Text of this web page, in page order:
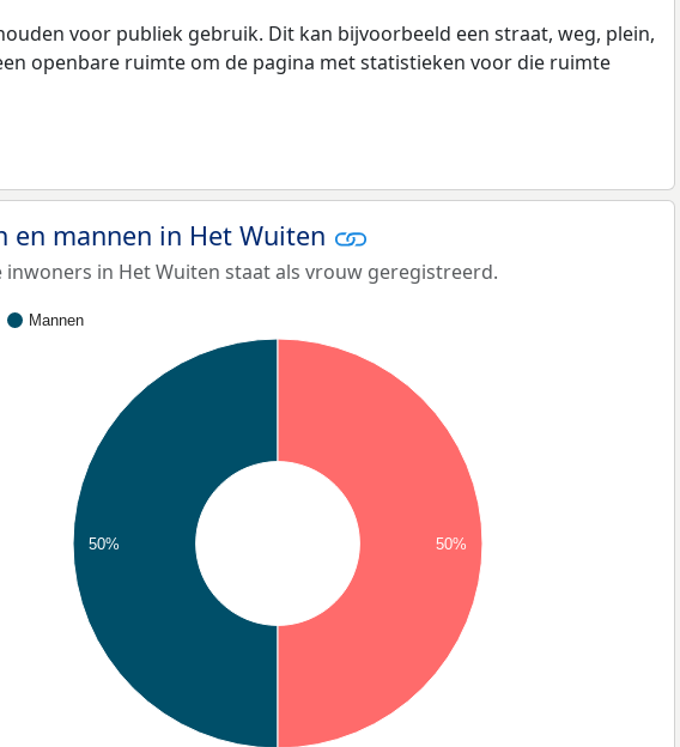
voor publiek gebruik. Dit kan bijvoorbeeld een straat, weg, plein,
openbare ruimte om de pagina met statistieken voor die ruimte
en mannen in Het Wuiten
inwoners in Het Wuiten staat als vrouw geregistreerd.
Mannen
50% 50%